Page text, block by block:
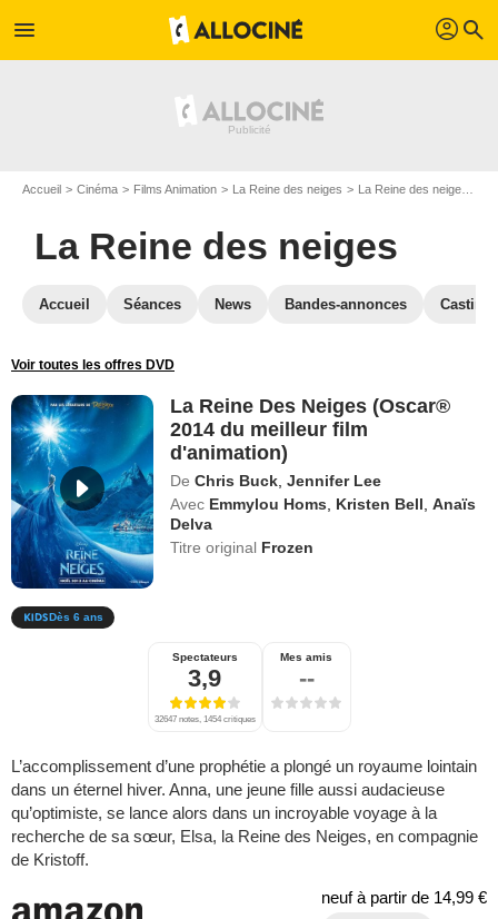
menu profil search
Accueil Cinéma Films Animation La Reine des neiges La Reine des neiges en Blu Ray
La Reine des neiges
Accueil Séances News Bandes-annonces Casting
Voir toutes les offres DVD
La Reine Des Neiges (Oscar®
2014 du meilleur film
d'animation)
De Chris Buck ,Jennifer Lee
Avec Emmylou Homs Kristen Bell ,Anaïs
Delva
Titre original Frozen
Dès 6 ans
Spectateurs
3,9
32647 notes, 1454 critiques
Mes amis
--
L’accomplissement d’une prophétie a plongé un royaume lointain
dans un éternel hiver. Anna, une jeune fille aussi audacieuse
qu’optimiste, se lance alors dans un incroyable voyage à la
recherche de sa sœur, Elsa, la Reine des Neiges, en compagnie
de Kristoff.
neuf à partir de 14,99 €